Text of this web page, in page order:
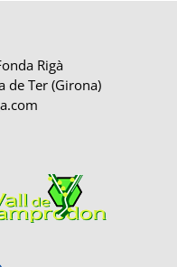
Rigà
de Ter (Girona)